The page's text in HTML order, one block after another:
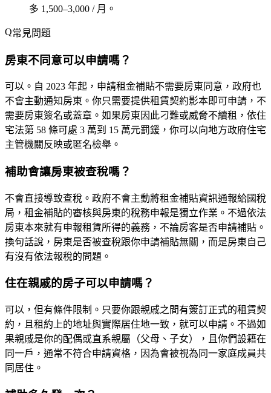
多 1,500–3,000 / 月。
常見問題
房東不同意可以申請嗎？
可以。自 2023 年起，申請租金補貼不需要房東同意 ，政府也
不會主動通知房東。你只需要提供租賃契約影本即可申請，不
需要房東簽名或蓋章。如果房東因此刁難或威脅不續租，依住
宅法第 58 條可處 3 萬到 15 萬元罰鍰，你可以向地方政府住宅
主管機關反映或匿名檢舉。
補助會讓房東被查稅嗎？
不會直接導致查稅。政府不會主動將租金補貼資訊通報給國稅
局，租金補貼的審核與房東的稅務申報是獨立作業。不過依法
房東本來就有申報租賃所得的義務，不論房客是否申請補貼。
換句話說，房東是否被查稅跟你申請補貼無關，而是房東自己
有沒有依法報稅的問題。
住在親戚的房子可以申請嗎？
可以，但有條件限制。只要你跟親戚之間有簽訂正式的租賃契
約，且租約上的地址與實際居住地一致，就可以申請。不過如
果親戚是你的配偶或直系親屬（父母、子女），且你們設籍在
同一戶，通常不符合申請資格，因為會被視為同一家庭成員共
同居住。